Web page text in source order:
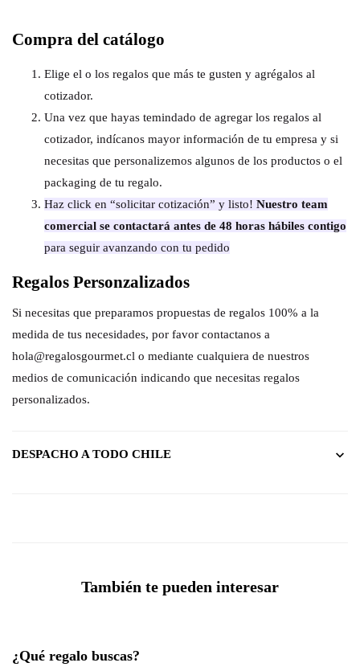
Compra del catálogo
Elige el o los regalos que más te gusten y agrégalos al
cotizador.
Una vez que hayas temindado de agregar los regalos al
cotizador, indícanos mayor información de tu empresa y si
necesitas que personalizemos algunos de los productos o el
packaging de tu regalo.
Haz click en “solicitar cotización” y listo! Nuestro team
comercial se contactará antes de 48 horas hábiles contigo
para seguir avanzando con tu pedido
Regalos Personzalizados
Si necesitas que preparamos propuestas de regalos 100% a la
medida de tus necesidades, por favor contactanos a
hola@regalosgourmet.cl o mediante cualquiera de nuestros
medios de comunicación indicando que necesitas regalos
personalizados.
DESPACHO A TODO CHILE
También te pueden interesar
¿Qué regalo buscas?